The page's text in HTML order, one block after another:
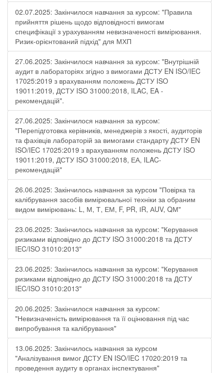
02.07.2025: Закінчилося навчання за курсом: "Правила
прийняття рішень щодо відповідності вимогам
специфікації з урахуванням невизначеності вимірювання.
Ризик-орієнтований підхід" для МХП
27.06.2025: Закінчилося навчання за курсом: "Внутрішній
аудит в лабораторіях згідно з вимогами ДСТУ EN ISO/IEC
17025:2019 з врахуванням положень ДСТУ ISO
19011:2019, ДСТУ ISO 31000:2018, ILAC, EA -
рекомендацій".
27.06.2025: Закінчилося навчання за курсом:
"Перепідготовка керівників, менеджерів з якості, аудиторів
та фахівців лабораторій за вимогами стандарту ДСТУ EN
ISO/IEC 17025:2019 з врахуванням положень ДСТУ ISO
19011:2019, ДСТУ ISO 31000:2018, ЕА, ILAC-
рекомендацій"
26.06.2025: Закінчилось навчання за курсом "Повірка та
калібрування засобів вимірювальної техніки за обраним
видом вимірювань: L, М, Т, ЕМ, F, РR, ІR, АUV, QМ"
23.06.2025: Закінчилось навчання за курсом: "Керування
ризиками відповідно до ДСТУ ISO 31000:2018 та ДСТУ
IEC/ISO 31010:2013"
23.06.2025: Закінчилось навчання за курсом: "Керування
ризиками відповідно до ДСТУ ISO 31000:2018 та ДСТУ
IEC/ISO 31010:2013"
20.06.2025: Закінчилося навчання за курсом:
"Невизначеність вимірювання та її оцінювання під час
випробування та калібрування"
13.06.2025: Закінчилось навчання за курсом
"Аналізування вимог ДСТУ EN ISO/IEC 17020:2019 та
проведення аудиту в органах інспектування"